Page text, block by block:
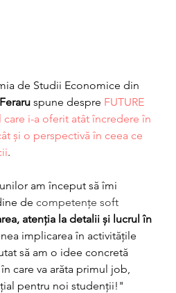
de Studii Economice din
spune despre FUTURE
i-a oferit atât încredere în
și o perspectivă în ceea ce
.
am început să îmi
de competențe soft
atenția la detalii și lucrul în
implicarea în activitățile
să am o idee concretă
care va arăta primul job,
pentru noi studenții!"